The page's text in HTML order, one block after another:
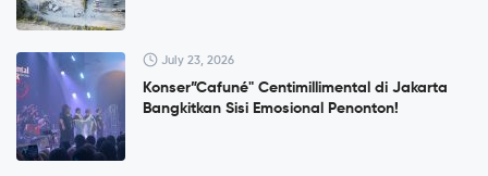
July 23, 2026
Konser”Cafuné" Centimillimental di Jakarta
Bangkitkan Sisi Emosional Penonton!